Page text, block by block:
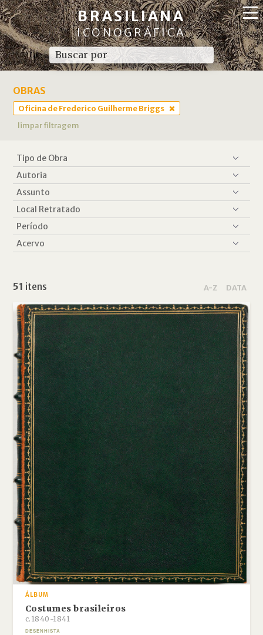
BRASILIANA
ICONOGRÁFICA
OBRAS
Oficina de Frederico Guilherme Briggs
limpar filtragem
51 itens A-Z DATA
ÁLBUM
Costumes brasileiros
c.1840-1841
DESENHISTA